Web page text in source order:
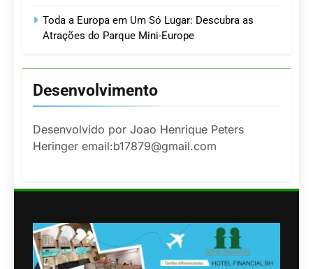
Toda a Europa em Um Só Lugar: Descubra as
Atrações do Parque Mini-Europe
Desenvolvimento
Desenvolvido por Joao Henrique Peters
Heringer email:b17879@gmail.com